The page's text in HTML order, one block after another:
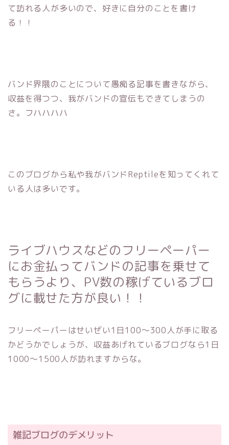
て訪れる人が多いので、好きに自分のことを書け
る！！
バンド界隈のことについて愚痴る記事を書きながら、
収益を得つつ、我がバンドの宣伝もできてしまうの
さ。フハハハハ
このブログから私や我がバンドReptileを知ってくれて
いる人は多いです。
ライブハウスなどのフリーペーパー
にお金払ってバンドの記事を乗せて
もらうより、PV数の稼げているブロ
グに載せた方が良い！！
フリーペーパーはせいぜい1日100〜300人が手に取る
かどうかでしょうが、収益あげれているブログなら1日
1000〜1500人が訪れますからな。
雑記ブログのデメリット